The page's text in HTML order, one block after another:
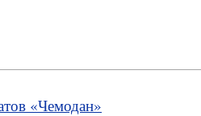
«Чемодан»